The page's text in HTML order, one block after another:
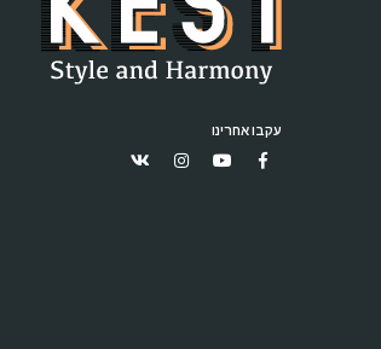
עקבו אחרינו